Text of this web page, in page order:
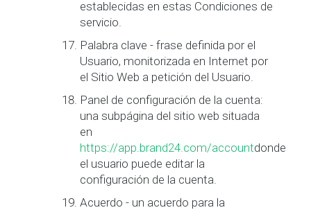
establecidas en estas Condiciones de
servicio.
Palabra clave - frase definida por el
Usuario, monitorizada en Internet por
el Sitio Web a petición del Usuario.
Panel de configuración de la cuenta:
una subpágina del sitio web situada
en
https://app.brand24.com/accountdonde
el usuario puede editar la
configuración de la cuenta.
Acuerdo - un acuerdo para la